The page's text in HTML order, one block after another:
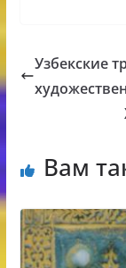
Узбекские
Вам